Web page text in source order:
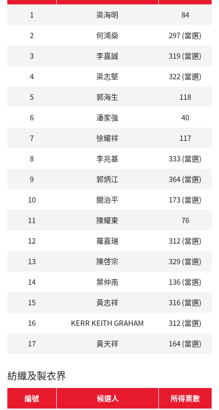
1
梁海明
84
2
何鴻燊
297 (當選)
3
李嘉誠
319 (當選)
4
梁志堅
322 (當選)
5
郭海生
118
6
潘家強
40
7
徐耀祥
117
8
李兆基
333 (當選)
9
郭炳江
364 (當選)
10
關治平
173 (當選)
11
陳耀東
76
12
羅嘉瑞
312 (當選)
13
陳啓宗
329 (當選)
14
葉仲南
136 (當選)
15
黃志祥
316 (當選)
16
KERR KEITH GRAHAM
312 (當選)
17
黃天祥 164 (當選)
紡織及製衣界
編號 候選人 所得票數